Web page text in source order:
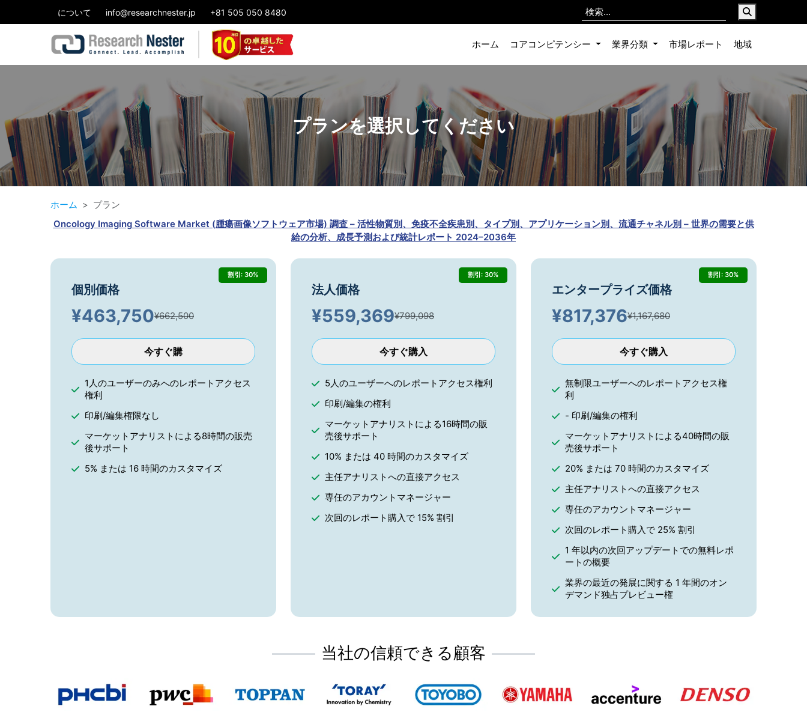
について info@researchnester.jp +81 505 050 8480
ホーム コアコンピテンシー 業界分類 市場レポート 地域
プランを選択してください
ホーム
プラン
Oncology Imaging Software Market (腫瘍画像ソフトウェア市場) 調査 – 活性物質別、免疫不全疾患別、タイプ別、アプリケーション別、流通チャネル別 – 世界の需要と供
給の分析、成長予測および統計レポート 2024–2036年
割引: 30%
個別価格
¥463,750¥662,500
今すぐ購
1人のユーザーのみへのレポートアクセス
権利
印刷/編集権限なし
マーケットアナリストによる8時間の販売
後サポート
5% または 16 時間のカスタマイズ
割引: 30%
法人価格
¥559,369¥799,098
今すぐ購入
5人のユーザーへのレポートアクセス権利
印刷/編集の権利
マーケットアナリストによる16時間の販
売後サポート
10% または 40 時間のカスタマイズ
主任アナリストへの直接アクセス
専任のアカウントマネージャー
次回のレポート購入で 15% 割引
割引: 30%
エンタープライズ価格
¥817,376¥1,167,680
今すぐ購入
無制限ユーザーへのレポートアクセス権
利
- 印刷/編集の権利
マーケットアナリストによる40時間の販
売後サポート
20% または 70 時間のカスタマイズ
主任アナリストへの直接アクセス
専任のアカウントマネージャー
次回のレポート購入で 25% 割引
1 年以内の次回アップデートでの無料レポ
ートの概要
業界の最近の発展に関する 1 年間のオン
デマンド独占プレビュー権
当社の信頼できる顧客